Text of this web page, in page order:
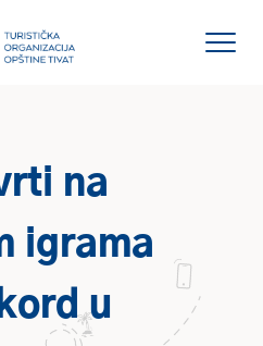
na
igrama
u